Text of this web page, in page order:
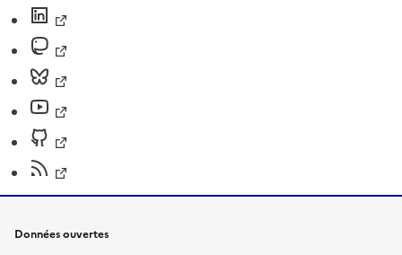
Données ouvertes